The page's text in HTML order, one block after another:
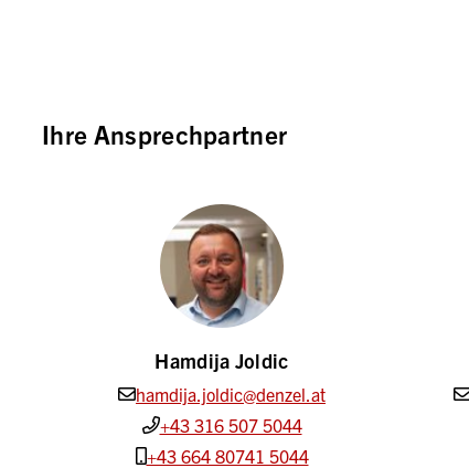
Ihre Ansprechpartner
Hamdija Joldic
hamdija.joldic@denzel.at
+43 316 507 5044
+43 664 80741 5044